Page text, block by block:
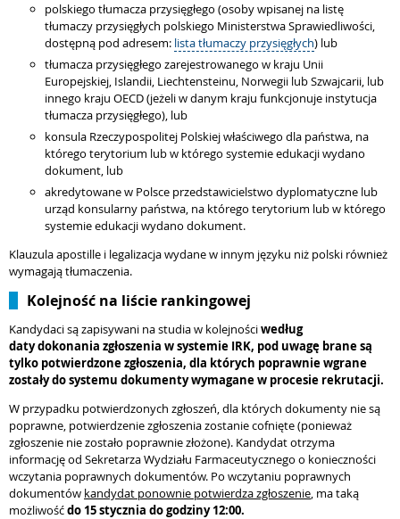
polskiego tłumacza przysięgłego (osoby wpisanej na listę
tłumaczy przysięgłych polskiego Ministerstwa Sprawiedliwości,
dostępną pod adresem: lista tłumaczy przysięgłych) lub
tłumacza przysięgłego zarejestrowanego w kraju Unii
Europejskiej, Islandii, Liechtensteinu, Norwegii lub Szwajcarii, lub
innego kraju OECD (jeżeli w danym kraju funkcjonuje instytucja
tłumacza przysięgłego), lub
konsula Rzeczypospolitej Polskiej właściwego dla państwa, na
którego terytorium lub w którego systemie edukacji wydano
dokument, lub
akredytowane w Polsce przedstawicielstwo dyplomatyczne lub
urząd konsularny państwa, na którego terytorium lub w którego
systemie edukacji wydano dokument.
Klauzula apostille i legalizacja wydane w innym języku niż polski również
wymagają tłumaczenia.
Kolejność na liście rankingowej
Kandydaci są zapisywani na studia w kolejnościwedług
datydokonania zgłoszenia w systemie IRK, pod uwagę brane są
tylko potwierdzone zgłoszenia, dla których poprawnie wgrane
zostały dosystemu dokumenty wymagane w procesie rekrutacji.
W przypadku potwierdzonych zgłoszeń, dla których dokumenty nie są
poprawne, potwierdzenie zgłoszenia zostanie cofnięte (ponieważ
zgłoszenie nie zostało poprawnie złożone). Kandydat otrzyma
informację od Sekretarza Wydziału Farmaceutycznego o konieczności
wczytania poprawnych dokumentów. Po wczytaniu poprawnych
dokumentów kandydat ponownie potwierdza zgłoszenie, ma taką
możliwośćdo 15 stycznia do godziny 12:00.